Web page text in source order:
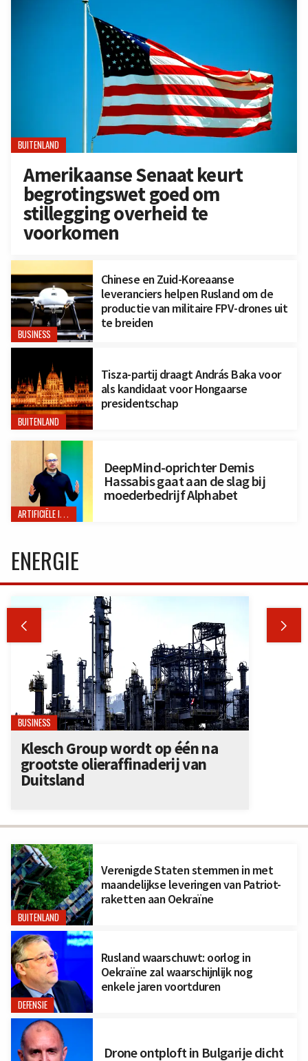
BUITENLAND
Amerikaanse Senaat keurt
begrotingswet goed om
stillegging overheid te
voorkomen
BUSINESS
Chinese en Zuid-Koreaanse
leveranciers helpen Rusland om de
productie van militaire FPV-drones uit
te breiden
BUITENLAND
Tisza-partij draagt András Baka voor
als kandidaat voor Hongaarse
presidentschap
ARTIFICIËLE INTELLIGENTIE
DeepMind-oprichter Demis
Hassabis gaat aan de slag bij
moederbedrijf Alphabet
BUITENLAND
Verenigde Staten stemmen in met
maandelijkse leveringen van Patriot-
raketten aan Oekraïne
DEFENSIE
Rusland waarschuwt: oorlog in
Oekraïne zal waarschijnlijk nog
enkele jaren voortduren
Drone ontploft in Bulgarije dicht
ENERGIE
 
BUSINESS
Klesch Group wordt op één na
grootste olieraffinaderij van
Duitsland